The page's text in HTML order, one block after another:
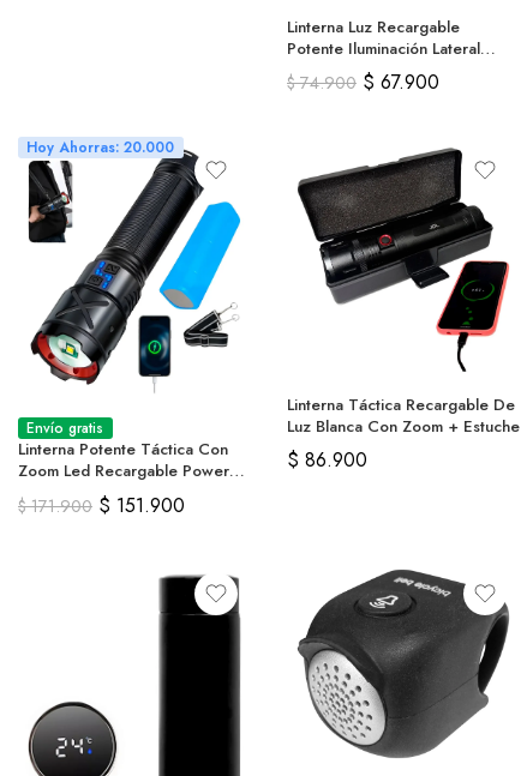
Linterna Luz Recargable
Potente Iluminación Lateral
Frontal
$74.900 $ 67.900
Hoy Ahorras: 20.000
Envío gratis
Linterna Potente Táctica Con
Zoom Led Recargable Power
Bank
$171.900 $ 151.900
Linterna Táctica Recargable De
Luz Blanca Con Zoom + Estuche
$ 86.900